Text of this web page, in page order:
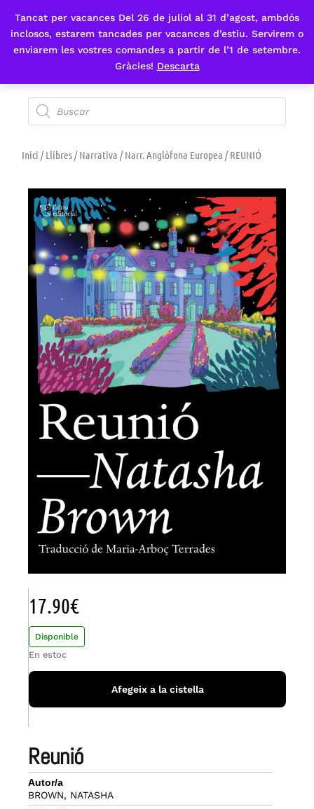
Tancat per vacances Del 26 de juliol al 31 d’agost, ambdós
inclosos, estarem tancades per vacances d’estiu. Servirem o
enviarem les vostres comandes a partir de l’1 de setembre.
Gràcies! Descarta
Fes-te'n sòcia
Inici /Llibres/Narrativa /Narr. Anglòfona Europea / REUNIÓ
reunió
Autor/a
BROWN, NATASHA
17.90€
Disponible
En estoc
Afegeix a la cistella